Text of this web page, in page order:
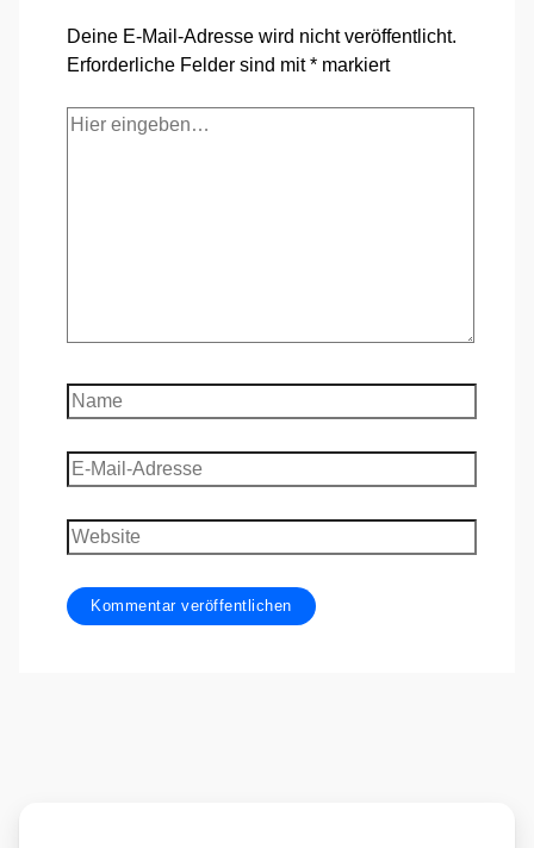
Deine E-Mail-Adresse wird nicht veröffentlicht.
Erforderliche Felder sind mit* markiert
Hier
Name
E-
Mail-
Adresse
Website